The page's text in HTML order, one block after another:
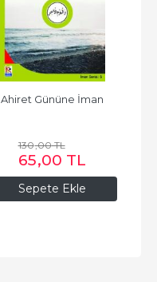
Sepete Ekle
Ahiret Gününe İman
130,00TL
65,00 TL